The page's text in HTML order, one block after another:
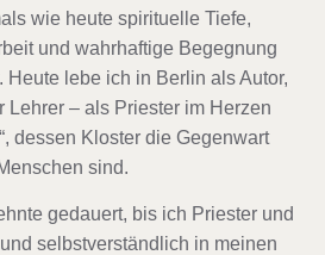
wie heute spirituelle Tiefe,
und wahrhaftige Begegnung
Heute lebe ich in Berlin als Autor,
Lehrer – als Priester im Herzen
dessen Kloster die Gegenwart
sind.
gedauert, bis ich Priester und
selbstverständlich in meinen